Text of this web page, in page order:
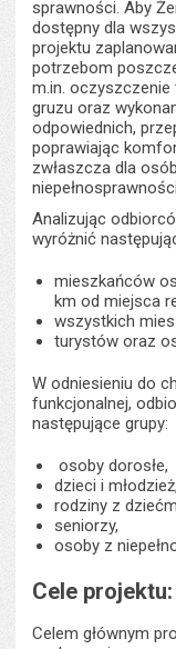
sprawności. Aby
dostępny dla
projektu
potrzebom
m.in.
gruzu oraz
odpowiednich,
poprawiając
zwłaszcza dla
Analizując
wyróżnić
mieszkańców
km od miejsca
wszystkich
turystów oraz
W odniesieniu do
funkcjonalnej,
następujące grupy:
osoby dorosłe,
dzieci i młodzież,
rodziny z
seniorzy,
osoby z
Cele projektu:
Celem głównym